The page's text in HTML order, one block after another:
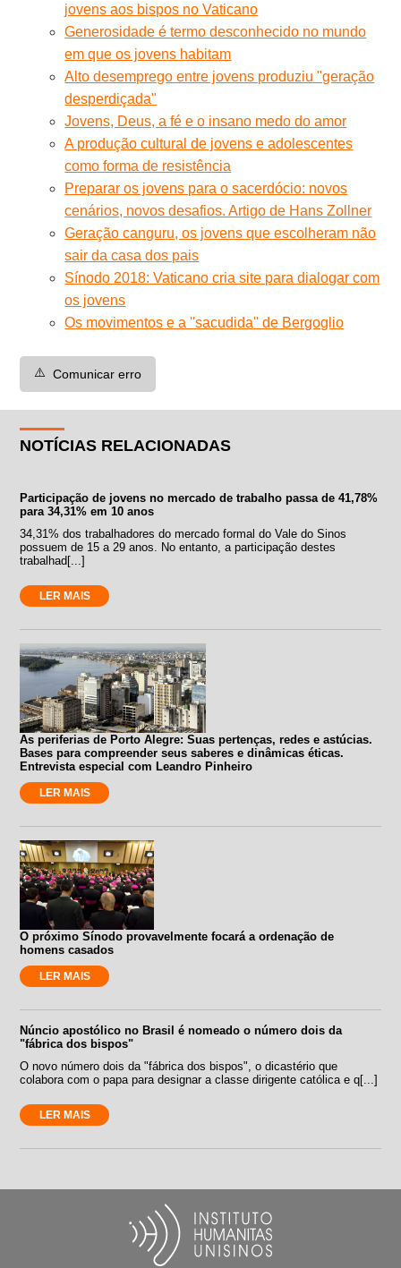
jovens aos bispos no Vaticano
Generosidade é termo desconhecido no mundo
em que os jovens habitam
Alto desemprego entre jovens produziu "geração
desperdiçada"
Jovens, Deus, a fé e o insano medo do amor
A produção cultural de jovens e adolescentes
como forma de resistência
Preparar os jovens para o sacerdócio: novos
cenários, novos desafios. Artigo de Hans Zollner
Geração canguru, os jovens que escolheram não
sair da casa dos pais
Sínodo 2018: Vaticano cria site para dialogar com
os jovens
Os movimentos e a ''sacudida'' de Bergoglio
⚠️ Comunicar erro
NOTÍCIAS RELACIONADAS
Participação de jovens no mercado de trabalho passa de 41,78%
para 34,31% em 10 anos
34,31% dos trabalhadores do mercado formal do Vale do Sinos
possuem de 15 a 29 anos. No entanto, a participação destes
trabalhad[...]
LER MAIS
As periferias de Porto Alegre: Suas pertenças, redes e astúcias.
Bases para compreender seus saberes e dinâmicas éticas.
Entrevista especial com Leandro Pinheiro
LER MAIS
O próximo Sínodo provavelmente focará a ordenação de
homens casados
LER MAIS
Núncio apostólico no Brasil é nomeado o número dois da
"fábrica dos bispos"
O novo número dois da "fábrica dos bispos", o dicastério que
colabora com o papa para designar a classe dirigente católica e q[...]
LER MAIS